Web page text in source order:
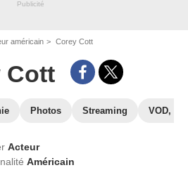
américain Corey Cott
Cott
Photos Streaming VOD,
Acteur
Américain